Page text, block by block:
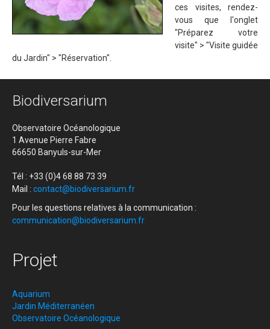
ces visites, rendez-
vous que l'onglet
"Préparez votre
visite" > "Visite guidée
du Jardin" > "Réservation".
Biodiversarium
Observatoire Océanologique
1 Avenue Pierre Fabre
66650 Banyuls-sur-Mer
Tél : +33 (0)4 68 88 73 39
Mail : contact@biodiversarium.fr
Pour les questions relatives à la communication :
communication@biodiversarium.fr
Projet
Aquarium
Jardin Méditerranéen
Observatoire Océanologique